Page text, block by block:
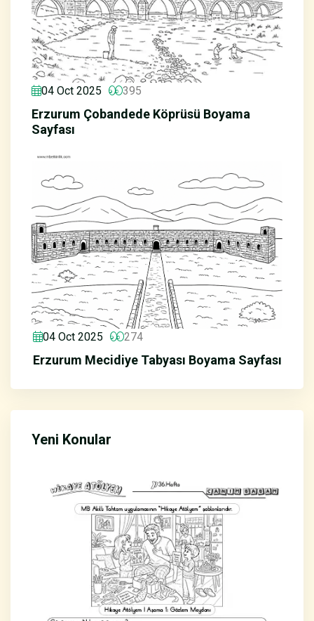
04 Oct 2025 395
Erzurum Çobandede Köprüsü Boyama
Sayfası
04 Oct 2025 274
Erzurum Mecidiye Tabyası Boyama Sayfası
Yeni Konular